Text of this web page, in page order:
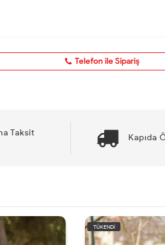
Telefon ile Sipariş
Taksit
Kapıda
TÜKENDİ